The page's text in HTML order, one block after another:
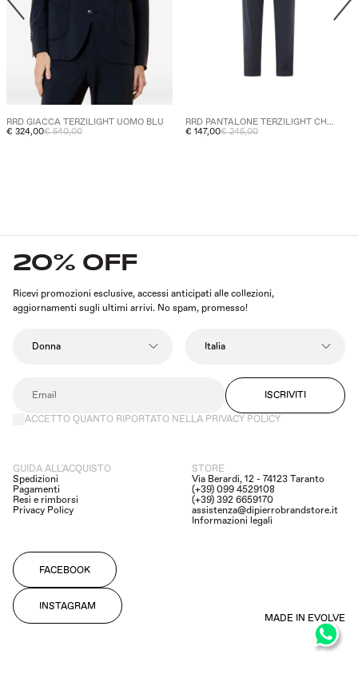
RRD GIACCA TERZILIGHT UOMO BLU
€ 324,00€ 540,00
RRD PANTALONE TERZILIGHT CH...
€ 147,00€ 245,00
20% OFF
Ricevi promozioni esclusive, accessi anticipati alle collezioni,
aggiornamenti sugli ultimi arrivi. No spam, promesso!
ISCRIVITI
ACCETTO QUANTO RIPORTATO NELLA PRIVACY POLICY
GUIDA ALL'ACQUISTO
Spedizioni
Pagamenti
Resi e rimborsi
Privacy Policy
STORE
Via Berardi, 12 - 74123 Taranto
(+39) 099 4529108
(+39) 392 6659170
assistenza@dipierrobrandstore.it
Informazioni legali
FACEBOOK
INSTAGRAM
MADE IN EVOLVE